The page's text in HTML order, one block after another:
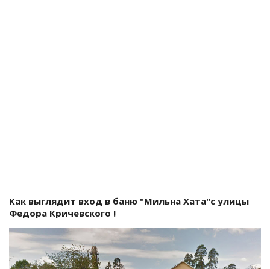
Как выглядит вход в баню "Мильна Хата"с улицы
Федора Кричевского !